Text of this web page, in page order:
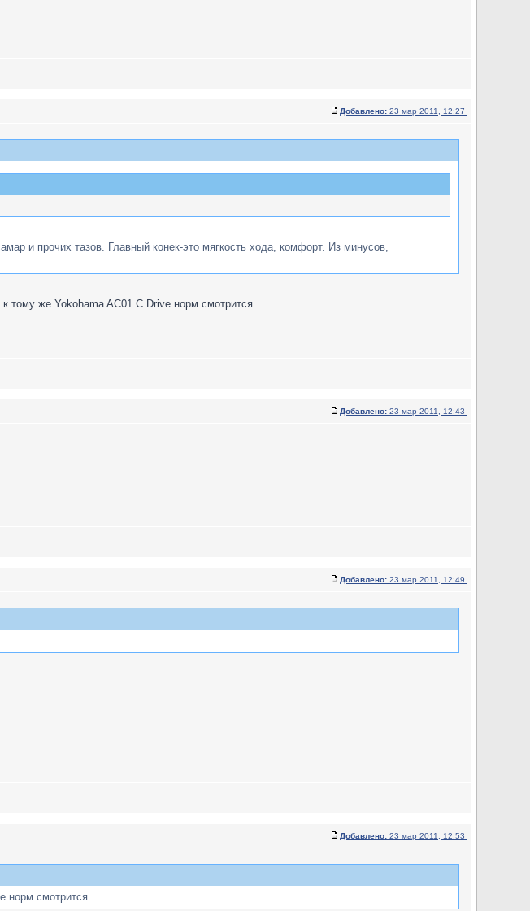
Добавлено: 23 мар 2011, 12:27
и прочих тазов. Главный конек-это мягкость хода, комфорт. Из минусов,
тому же Yokohama AC01 C.Drive норм смотрится
Добавлено: 23 мар 2011, 12:43
Добавлено: 23 мар 2011, 12:49
Добавлено: 23 мар 2011, 12:53
норм смотрится